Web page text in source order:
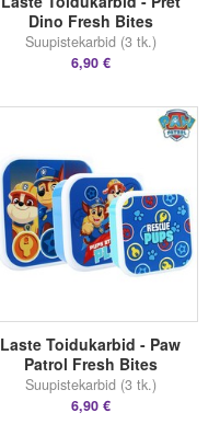
Dino Fresh Bites
Suupistekarbid (3 tk.)
6,90 €
Laste Toidukarbid - Paw
Patrol Fresh Bites
Suupistekarbid (3 tk.)
6,90 €